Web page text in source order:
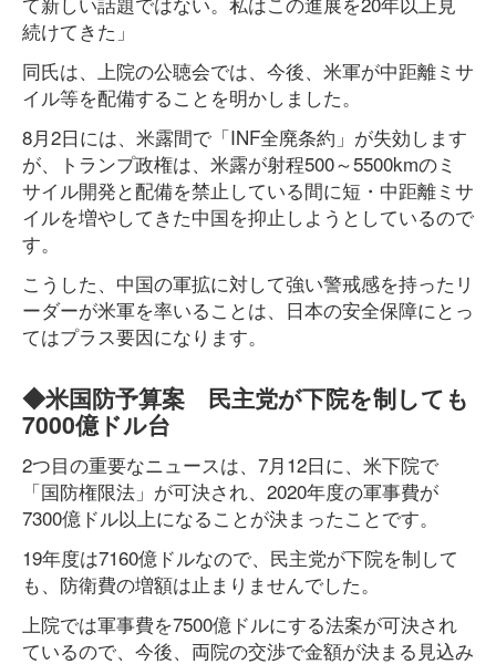
続けてきた」
同氏は、上院の公聴会では、今後、米軍が中距離ミサ
イル等を配備することを明かしました。
8月2日には、米露間で「INF全廃条約」が失効します
が、トランプ政権は、米露が射程500～5500kmのミ
サイル開発と配備を禁止している間に短・中距離ミサ
イルを増やしてきた中国を抑止しようとしているので
す。
こうした、中国の軍拡に対して強い警戒感を持ったリ
ーダーが米軍を率いることは、日本の安全保障にとっ
てはプラス要因になります。
◆米国防予算案 民主党が下院を制しても
7000億ドル台
2つ目の重要なニュースは、7月12日に、米下院で
「国防権限法」が可決され、2020年度の軍事費が
7300億ドル以上になることが決まったことです。
19年度は7160億ドルなので、民主党が下院を制して
も、防衛費の増額は止まりませんでした。
上院では軍事費を7500億ドルにする法案が可決され
ているので、今後、両院の交渉で金額が決まる見込み